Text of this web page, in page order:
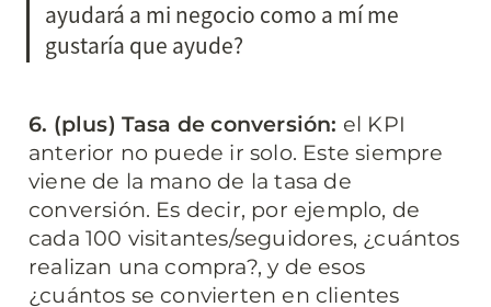
ayudará a mi negocio como a mí me
gustaría que ayude?
6. (plus) Tasa de conversión: el KPI
anterior no puede ir solo. Este siempre
viene de la mano de la tasa de
conversión. Es decir, por ejemplo, de
cada 100 visitantes/seguidores, ¿cuántos
realizan una compra?, y de esos
¿cuántos se convierten en clientes